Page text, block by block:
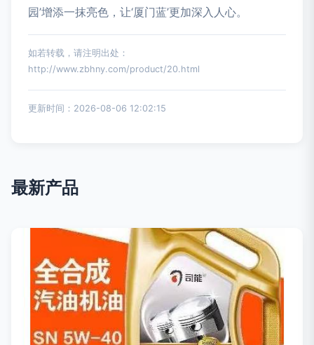
园’增添一抹亮色，让‘厦门蓝’更加深入人心。
如若转载，请注明出处：
http://www.zbhny.com/product/20.html
更新时间：2026-08-06 12:02:15
最新产品